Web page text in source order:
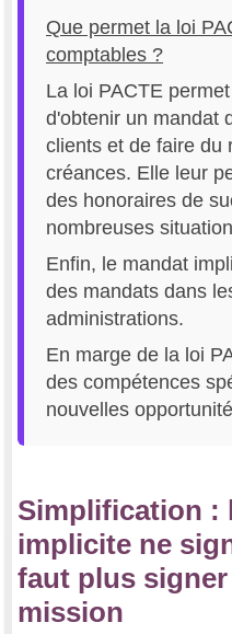
Que permet la loi
comptables ?
La loi PACTE
d'obtenir un mandat
clients et de faire du
créances. Elle leur
des honoraires de
nombreuses
Enfin, le mandat
des mandats dans
administrations.
En marge de la loi
des compétences
nouvelles
Simplification :
implicite ne
faut plus
mission